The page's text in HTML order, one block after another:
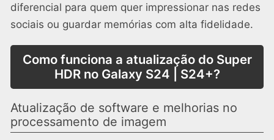
diferencial para quem quer impressionar nas redes
sociais ou guardar memórias com alta fidelidade.
Como funciona a atualização do Super
HDR no Galaxy S24 | S24+?
Atualização de software e melhorias no
processamento de imagem